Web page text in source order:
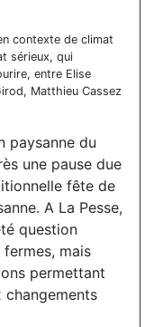
contexte de climat
sérieux, qui
entre Elise
Matthieu Cassez
paysanne du
une pause due
fête de
A La Pesse,
question
mais
permettant